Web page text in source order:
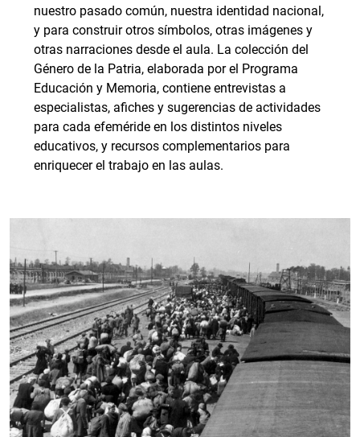
nuestro pasado común, nuestra identidad nacional,
y para construir otros símbolos, otras imágenes y
otras narraciones desde el aula. La colección del
Género de la Patria, elaborada por el Programa
Educación y Memoria, contiene entrevistas a
especialistas, afiches y sugerencias de actividades
para cada efeméride en los distintos niveles
educativos, y recursos complementarios para
enriquecer el trabajo en las aulas.